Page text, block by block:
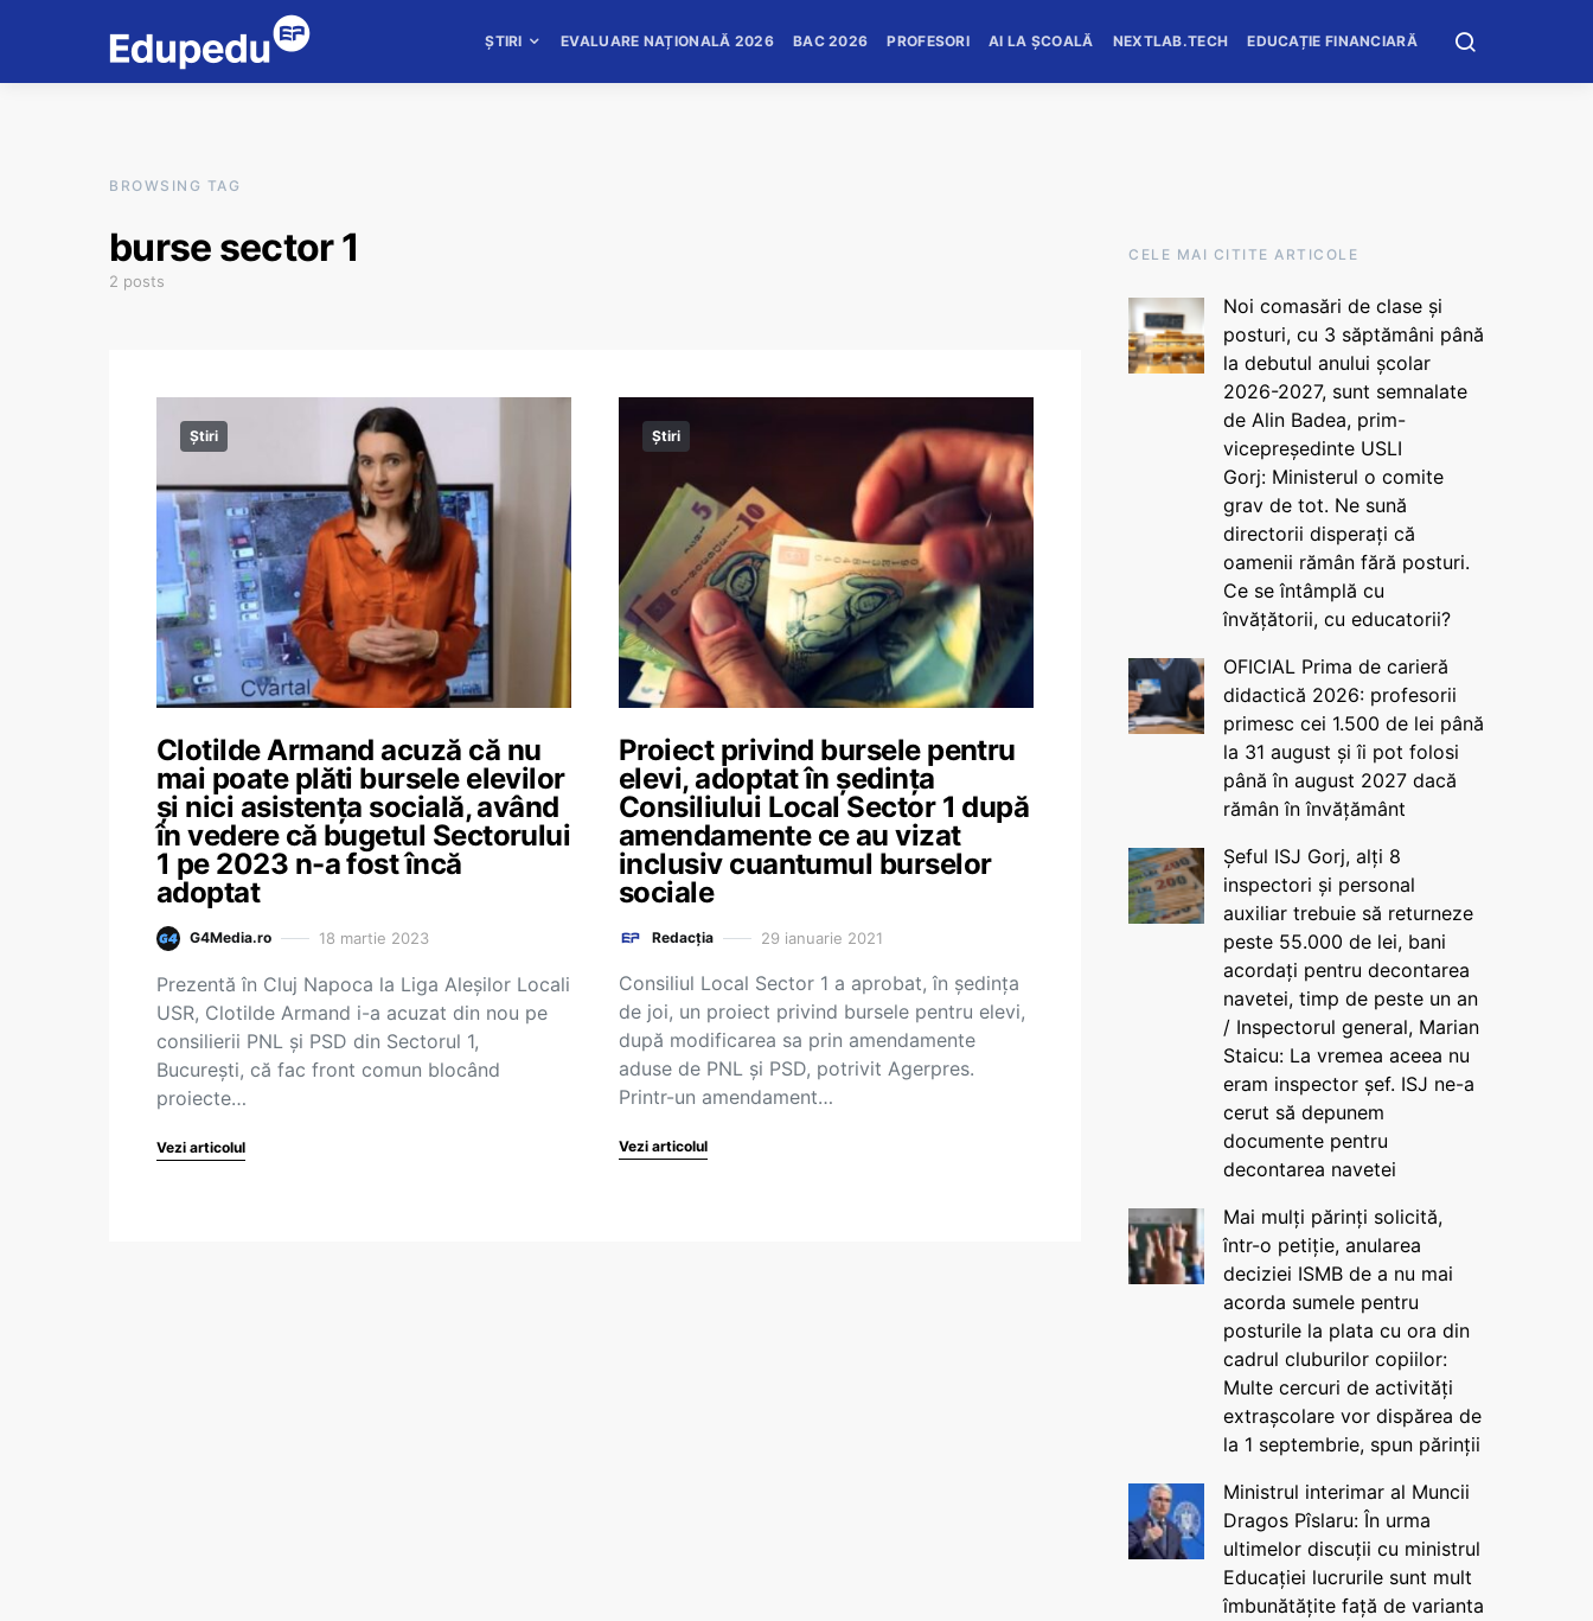
ȘTIRI EVALUARE NAȚIONALĂ 2026 BAC 2026 PROFESORI AI LA ȘCOALĂ NEXTLAB.TECH EDUCAȚIE FINANCIARĂ
BROWSING TAG
burse sector 1
2 posts
Știri
Clotilde Armand acuză că nu
mai poate plăti bursele elevilor
și nici asistența socială, având
în vedere că bugetul Sectorului
1 pe 2023 n-a fost încă
adoptat
G4Media.ro 18 martie 2023
Prezentă în Cluj Napoca la Liga Aleșilor Locali
USR, Clotilde Armand i-a acuzat din nou pe
consilierii PNL și PSD din Sectorul 1,
București, că fac front comun blocând
proiecte…
Vezi articolul
Știri
Proiect privind bursele pentru
elevi, adoptat în şedinţa
Consiliului Local Sector 1 după
amendamente ce au vizat
inclusiv cuantumul burselor
sociale
Redacția 29 ianuarie 2021
Consiliul Local Sector 1 a aprobat, în şedinţa
de joi, un proiect privind bursele pentru elevi,
după modificarea sa prin amendamente
aduse de PNL şi PSD, potrivit Agerpres.
Printr-un amendament…
Vezi articolul
CELE MAI CITITE ARTICOLE
Noi comasări de clase și
posturi, cu 3 săptămâni până
la debutul anului școlar
2026-2027, sunt semnalate
de Alin Badea, prim-
vicepreședinte USLI
Gorj: Ministerul o comite
grav de tot. Ne sună
directorii disperați că
oamenii rămân fără posturi.
Ce se întâmplă cu
învățătorii, cu educatorii?
OFICIAL Prima de carieră
didactică 2026: profesorii
primesc cei 1.500 de lei până
la 31 august și îi pot folosi
până în august 2027 dacă
rămân în învățământ
Șeful ISJ Gorj, alți 8
inspectori și personal
auxiliar trebuie să returneze
peste 55.000 de lei, bani
acordați pentru decontarea
navetei, timp de peste un an
/ Inspectorul general, Marian
Staicu: La vremea aceea nu
eram inspector șef. ISJ ne-a
cerut să depunem
documente pentru
decontarea navetei
Mai mulți părinți solicită,
într-o petiție, anularea
deciziei ISMB de a nu mai
acorda sumele pentru
posturile la plata cu ora din
cadrul cluburilor copiilor:
Multe cercuri de activități
extrașcolare vor dispărea de
la 1 septembrie, spun părinții
Ministrul interimar al Muncii
Dragos Pîslaru: În urma
ultimelor discuții cu ministrul
Educației lucrurile sunt mult
îmbunătățite față de varianta